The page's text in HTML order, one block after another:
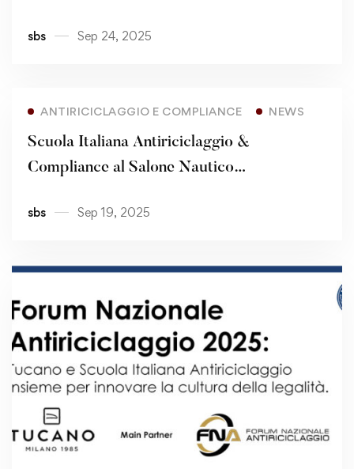
𝗖𝗼𝗻𝗴𝗿𝗲𝘀𝘀𝗶 𝗙𝗼𝗻𝗱𝗮𝘇𝗶𝗼𝗻𝗲 𝗖𝗮𝗿𝗶𝗽𝗹𝗼
sbs Sep 24, 2025
ANTIRICICLAGGIO E COMPLIANCE NEWS
Scuola Italiana Antiriciclaggio &
Compliance al Salone Nautico
sbs Sep 19, 2025